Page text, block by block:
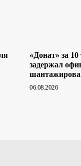
«Донат» за
задержал
06.08.2026